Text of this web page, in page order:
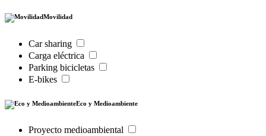
Movilidad
Car sharing
Carga eléctrica
Parking bicicletas
E-bikes
Eco y Medioambiente
Proyecto medioambiental